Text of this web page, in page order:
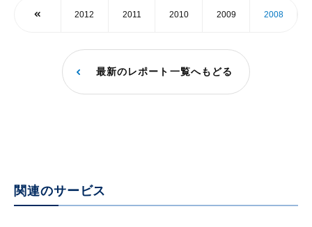
2012 2011 2010 2009 2008
最新のレポート一覧へもどる
関連のサービス